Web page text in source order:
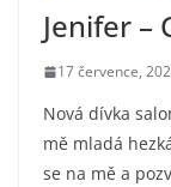
Jenifer –
17 července,
Nová dívka
mě mladá
se na mě a